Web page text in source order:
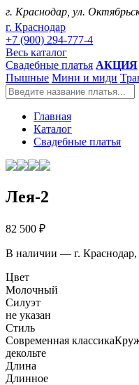
г. Краснодар, ул.
г. Краснодар
+7 (900) 294-777-4
Весь каталог
Свадебные платья АКЦИЯ
Пышные Мини и миди
Главная
Каталог
Свадебные платья
Лея-2
82 500 ₽
В наличии — г. Краснодар,
Цвет
Молочный
Силуэт
не указан
Стиль
Современная классика
декольте
Длина
Длинное